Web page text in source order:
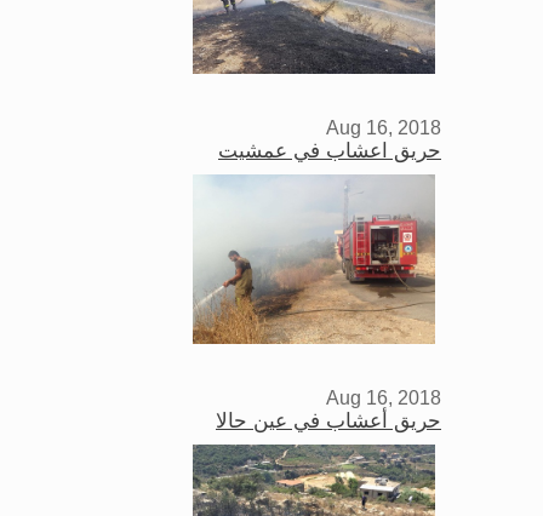
Aug 16, 2018
حريق اعشاب في عمشيت
Aug 16, 2018
حريق أعشاب في عين حالا